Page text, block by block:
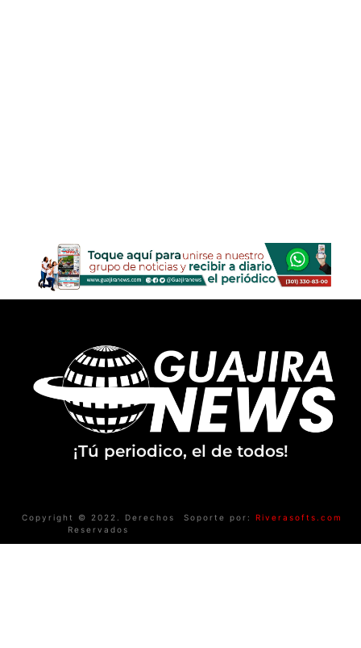
¡Tú periodico, el de todos!
Copyright © 2022. Derechos
Reservados
Soporte por: Riverasofts.com